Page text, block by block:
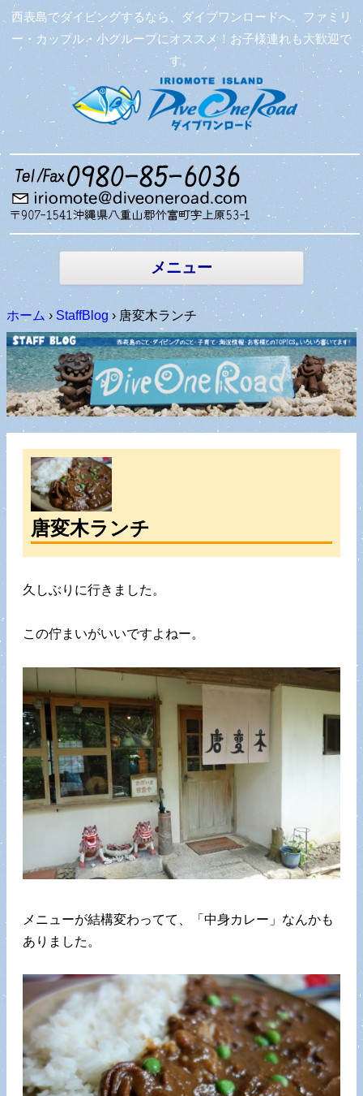
西表島でダイビングするなら、ダイブワンロードへ。ファミリ
ー・カップル・小グループにオススメ！お子様連れも大歓迎で
す。
メニュー
コンテン
ホーム › StaffBlog › 唐変木ランチ
唐変木ランチ
久しぶりに行きました。
この佇まいがいいですよねー。
メニューが結構変わってて、「中身カレー」なんかも
ありました。